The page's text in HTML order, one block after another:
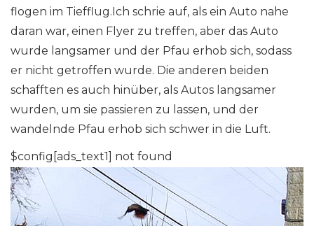
flogen im Tiefflug.Ich schrie auf, als ein Auto nahe
daran war, einen Flyer zu treffen, aber das Auto
wurde langsamer und der Pfau erhob sich, sodass
er nicht getroffen wurde. Die anderen beiden
schafften es auch hinüber, als Autos langsamer
wurden, um sie passieren zu lassen, und der
wandelnde Pfau erhob sich schwer in die Luft.
$config[ads_text1] not found